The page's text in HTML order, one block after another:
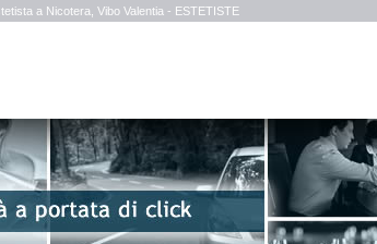
a Nicotera, Vibo Valentia - ESTETISTE